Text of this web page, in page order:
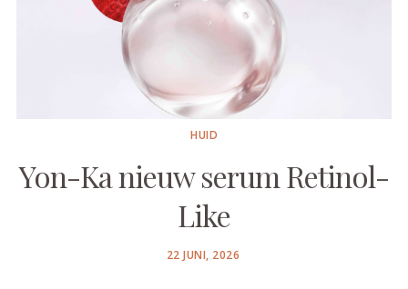
HUID
Yon-Ka nieuw serum Retinol-
Like
POSTED
22 JUNI, 2026